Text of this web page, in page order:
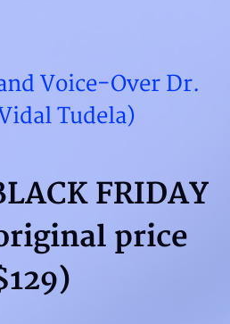
Voice-Over Dr.
Tudela)
FRIDAY
price